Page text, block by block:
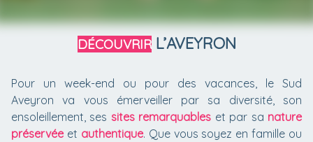
DÉCOUVRIRL’AVEYRON
Pour un week-end ou pour des vacances, le Sud
Aveyron va vous émerveiller par sa diversité, son
ensoleillement, ses sites remarquables et par sa nature
préservée et authentique. Que vous soyez en famille ou